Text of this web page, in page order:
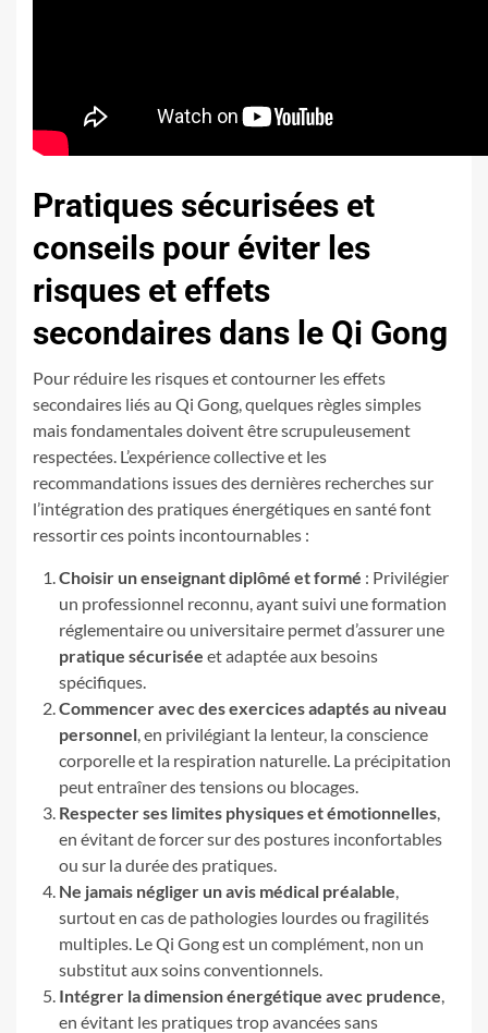
Pratiques sécurisées et
conseils pour éviter les
risques et effets
secondaires dans le Qi Gong
Pour réduire les risques et contourner les effets
secondaires liés au Qi Gong, quelques règles simples
mais fondamentales doivent être scrupuleusement
respectées. L’expérience collective et les
recommandations issues des dernières recherches sur
l’intégration des pratiques énergétiques en santé font
ressortir ces points incontournables :
Choisir un enseignant diplômé et formé : Privilégier
un professionnel reconnu, ayant suivi une formation
réglementaire ou universitaire permet d’assurer une
pratique sécurisée et adaptée aux besoins
spécifiques.
Commencer avec des exercices adaptés au niveau
personnel, en privilégiant la lenteur, la conscience
corporelle et la respiration naturelle. La précipitation
peut entraîner des tensions ou blocages.
Respecter ses limites physiques et émotionnelles,
en évitant de forcer sur des postures inconfortables
ou sur la durée des pratiques.
Ne jamais négliger un avis médical préalable,
surtout en cas de pathologies lourdes ou fragilités
multiples. Le Qi Gong est un complément, non un
substitut aux soins conventionnels.
Intégrer la dimension énergétique avec prudence,
en évitant les pratiques trop avancées sans